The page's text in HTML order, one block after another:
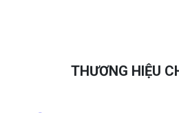
THƯƠNG HIỆU